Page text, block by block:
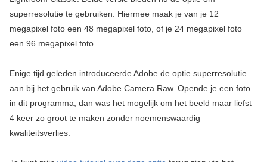
superresolutie te gebruiken. Hiermee maak je van je 12
megapixel foto een 48 megapixel foto, of je 24 megapixel foto
een 96 megapixel foto.
Enige tijd geleden introduceerde Adobe de optie superresolutie
aan bij het gebruik van Adobe Camera Raw. Opende je een foto
in dit programma, dan was het mogelijk om het beeld maar liefst
4 keer zo groot te maken zonder noemenswaardig
kwaliteitsverlies.